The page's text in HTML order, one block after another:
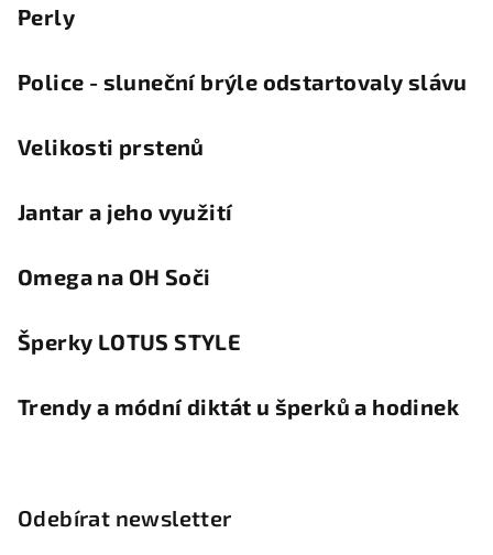
Perly
Police - sluneční brýle odstartovaly slávu
Velikosti prstenů
Jantar a jeho využití
Omega na OH Soči
Šperky LOTUS STYLE
Trendy a módní diktát u šperků a hodinek
Odebírat newsletter